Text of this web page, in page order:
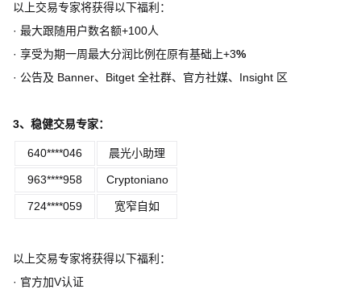
以上交易专家将获得以下福利：
· 最大跟随用户数名额+100人
· 享受为期一周最大分润比例在原有基础上+3%
· 公告及 Banner、 Bitget 全社群、官方社媒、 Insight 区
3、稳健交易专家：
640****046 晨光小助理
963****958 Cryptoniano
724****059 宽窄自如
以上交易专家将获得以下福利：
· 官方加V认证